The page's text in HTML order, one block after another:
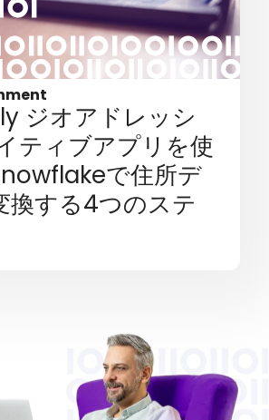
ジオアドレッシ
ティブアプリを使
で住所デ
換する4つのステ